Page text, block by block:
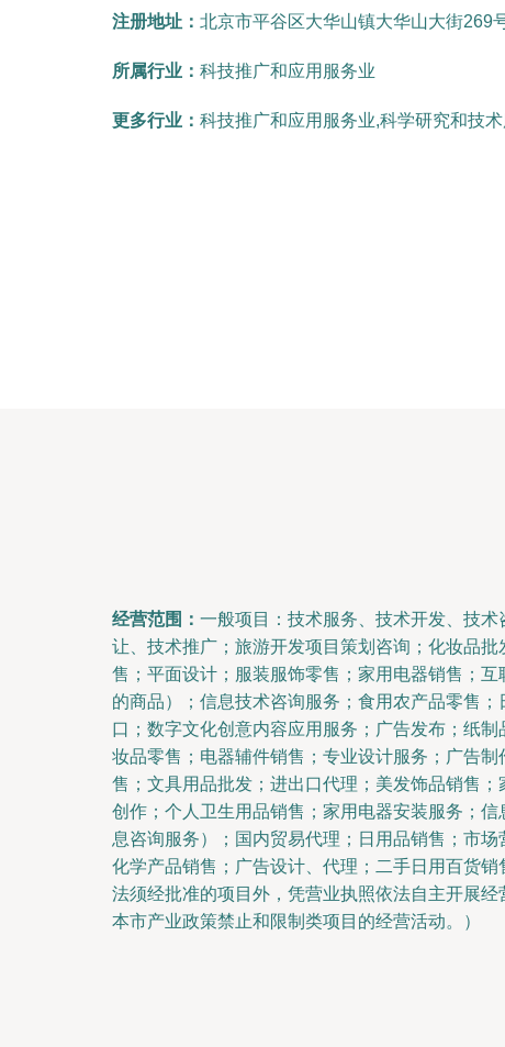
注册地址： 北京市平谷区大华山镇大华山大街269
所属行业： 科技推广和应用服务业
更多行业： 科技推广和应用服务业,科学研究和技
经营范围： 一般项目：技术服务、技术开发、技
让、技术推广；旅游开发项目策划咨询；化妆品
售；平面设计；服装服饰零售；家用电器销售；
的商品）；信息技术咨询服务；食用农产品零售；
口；数字文化创意内容应用服务；广告发布；纸
妆品零售；电器辅件销售；专业设计服务；广告
售；文具用品批发；进出口代理；美发饰品销售
创作；个人卫生用品销售；家用电器安装服务；
息咨询服务）；国内贸易代理；日用品销售；市场
化学产品销售；广告设计、代理；二手日用百货
法须经批准的项目外，凭营业执照依法自主开展
本市产业政策禁止和限制类项目的经营活动。）